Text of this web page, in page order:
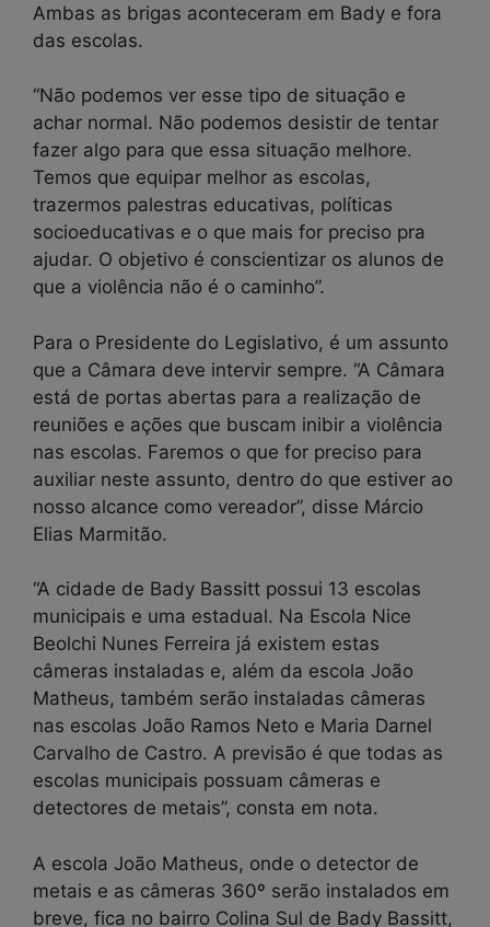
Ambas as brigas aconteceram em Bady e fora
das escolas.
“Não podemos ver esse tipo de situação e
achar normal. Não podemos desistir de tentar
fazer algo para que essa situação melhore.
Temos que equipar melhor as escolas,
trazermos palestras educativas, políticas
socioeducativas e o que mais for preciso pra
ajudar. O objetivo é conscientizar os alunos de
que a violência não é o caminho”.
Para o Presidente do Legislativo, é um assunto
que a Câmara deve intervir sempre. “A Câmara
está de portas abertas para a realização de
reuniões e ações que buscam inibir a violência
nas escolas. Faremos o que for preciso para
auxiliar neste assunto, dentro do que estiver ao
nosso alcance como vereador”, disse Márcio
Elias Marmitão.
“A cidade de Bady Bassitt possui 13 escolas
municipais e uma estadual. Na Escola Nice
Beolchi Nunes Ferreira já existem estas
câmeras instaladas e, além da escola João
Matheus, também serão instaladas câmeras
nas escolas João Ramos Neto e Maria Darnel
Carvalho de Castro. A previsão é que todas as
escolas municipais possuam câmeras e
detectores de metais”, consta em nota.
A escola João Matheus, onde o detector de
metais e as câmeras 360º serão instalados em
breve, fica no bairro Colina Sul de Bady Bassitt,